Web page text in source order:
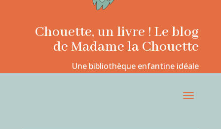
Chouette, un livre ! Le blog
de Madame la Chouette
Une bibliothèque enfantine idéale